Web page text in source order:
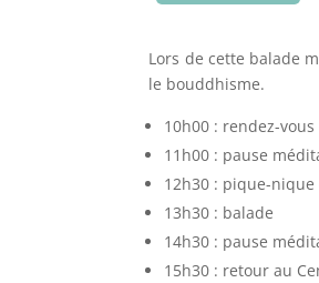
Lors de cette balade
le bouddhisme.
10h00 : rendez-
11h00 : pause
12h30 : pique-
13h30 : balade
14h30 : pause
15h30 : retour au